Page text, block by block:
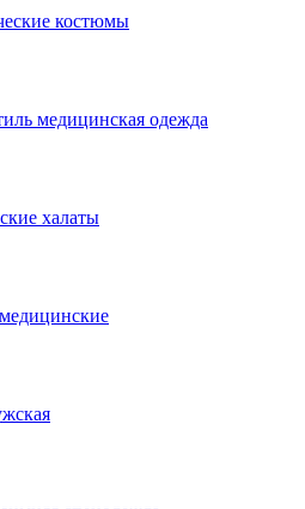
костюмы
медицинская одежда
халаты